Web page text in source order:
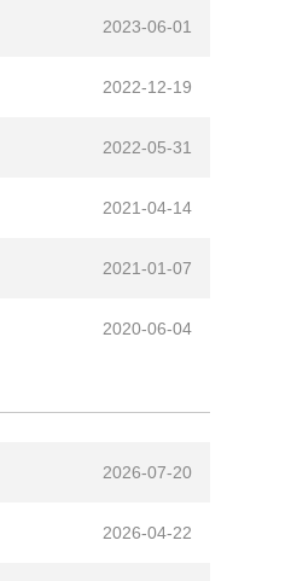
2023-06-01
2022-12-19
2022-05-31
2021-04-14
2021-01-07
2020-06-04
2026-07-20
2026-04-22